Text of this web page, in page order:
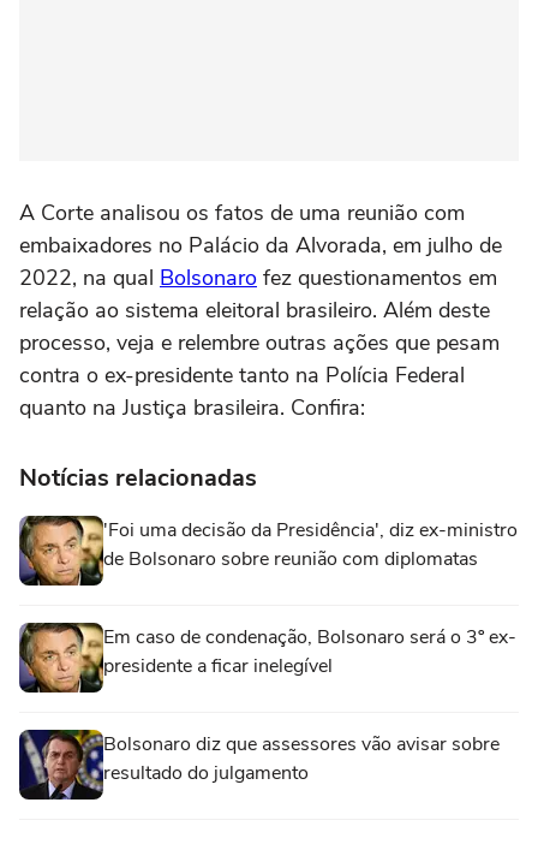
A Corte analisou os fatos de uma reunião com
embaixadores no Palácio da Alvorada, em julho de
2022, na qual Bolsonaro fez questionamentos em
relação ao sistema eleitoral brasileiro. Além deste
processo, veja e relembre outras ações que pesam
contra o ex-presidente tanto na Polícia Federal
quanto na Justiça brasileira. Confira:
Notícias relacionadas
'Foi uma decisão da Presidência', diz ex-ministro
de Bolsonaro sobre reunião com diplomatas
Em caso de condenação, Bolsonaro será o 3º ex-
presidente a ficar inelegível
Bolsonaro diz que assessores vão avisar sobre
resultado do julgamento